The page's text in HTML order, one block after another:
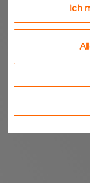
Ich